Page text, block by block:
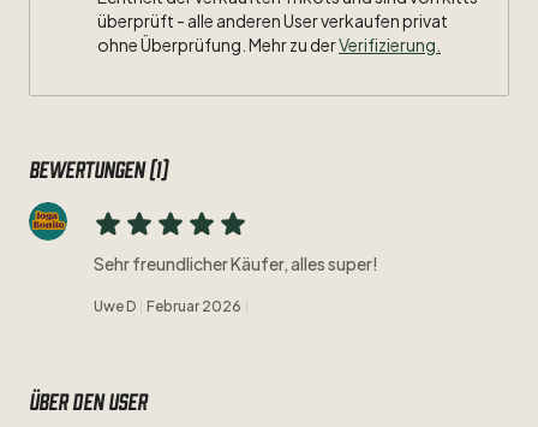
überprüft - alle anderen User verkaufen privat
ohne Überprüfung. Mehr zu derVerifizierung.
Bewertungen (1)
Sehr freundlicher Käufer, alles super!
Uwe D Februar 2026
Über den user